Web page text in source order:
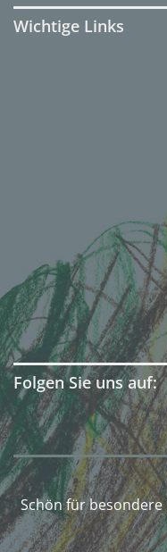
Wichtige Links
Folgen Sie uns auf:
Schön für